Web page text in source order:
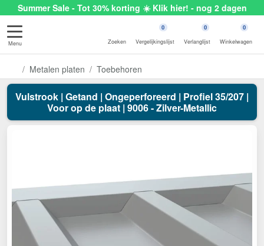
Summer Sale - Tot 30% korting ☀️ Klik hier! - nog 2 dagen
Menu Zoeken
0
Vergelijkingslijst
0
Verlanglijst
0
Winkelwagen
Metalen platen Toebehoren
Vulstrook | Getand | Ongeperforeerd | Profiel 35/207 |
Voor op de plaat | 9006 - Zilver-Metallic